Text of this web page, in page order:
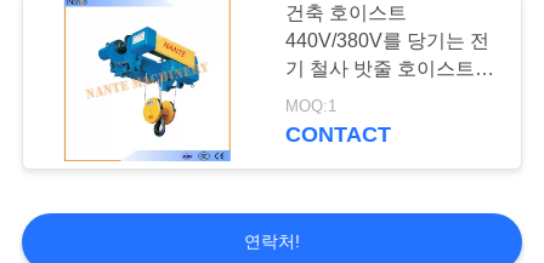
건축 호이스트
440V/380V를 당기는 전
기 철사 밧줄 호이스트 철
사 밧줄
MOQ:1
CONTACT
연락처!